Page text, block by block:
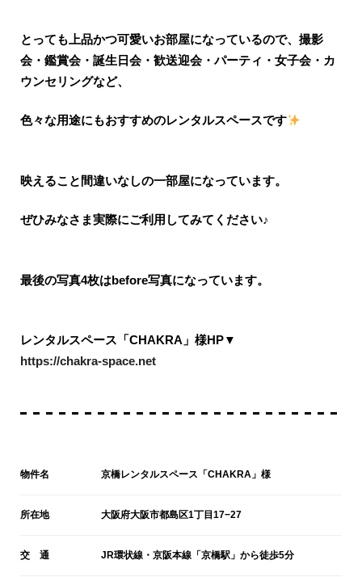
とっても上品かつ可愛いお部屋になっているので、撮影
会・鑑賞会・誕生日会・歓送迎会・パーティ・女子会・カ
ウンセリングなど、
色々な用途にもおすすめのレンタルスペースです
映えること間違いなしの一部屋になっています。
ぜひみなさま実際にご利用してみてください♪
最後の写真4枚はbefore写真になっています。
レンタルスペース「CHAKRA」様HP▼
https://chakra-space.net
物件名 京橋レンタルスペース「CHAKRA」様
所在地 大阪府大阪市都島区1丁目17−27
交 通 JR環状線・京阪本線「京橋駅」から徒歩5分